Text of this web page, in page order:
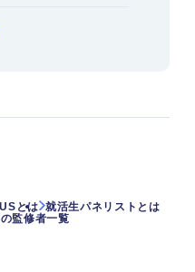
とは 就活生パネリストとは
監修者一覧